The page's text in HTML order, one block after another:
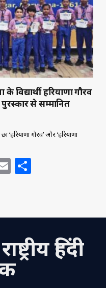
विद्यार्थी हरियाणा गौरव
पुरस्कार से सम्मानित
‘हरियाणा गौरव’ और ‘हरियाणा
E
l e
हिंदी